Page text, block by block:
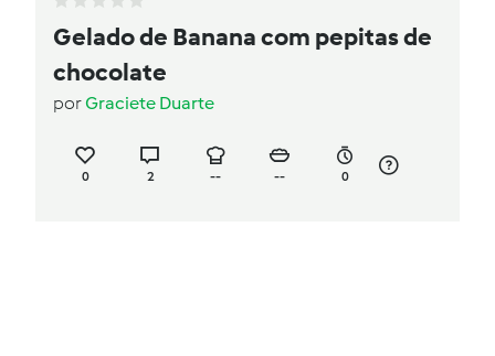
Gelado de Banana com pepitas de
chocolate
porGraciete Duarte
0 2 -- -- 0